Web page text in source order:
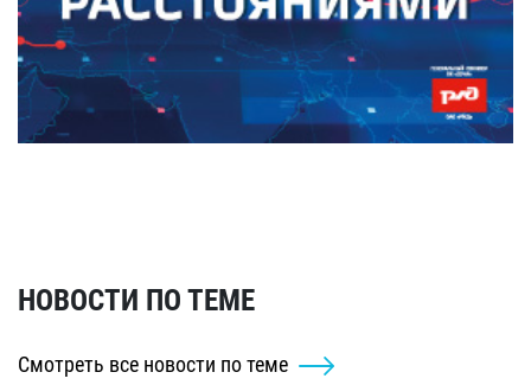
НОВОСТИ ПО ТЕМЕ
Смотреть все новости по теме